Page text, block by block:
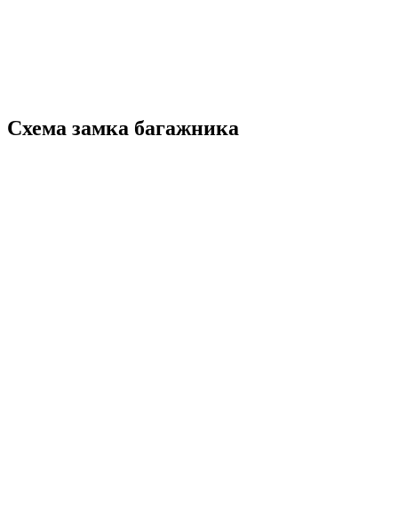
Схема замка багажника